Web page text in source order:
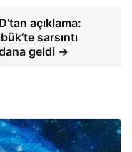
açıklama:
sarsıntı
geldi →